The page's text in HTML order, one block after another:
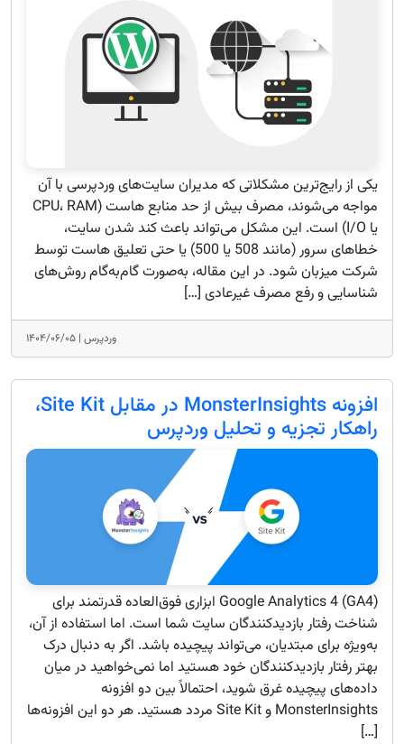
یکی از رایج‌ترین مشکلاتی که مدیران سایت‌های وردپرسی با آن
مواجه می‌شوند، مصرف بیش از حد منابع هاست (CPU، RAM
یا I/O) است. این مشکل می‌تواند باعث کند شدن سایت،
خطاهای سرور (مانند 508 یا 500) یا حتی تعلیق هاست توسط
شرکت میزبان شود. در این مقاله، به‌صورت گام‌به‌گام روش‌های
شناسایی و رفع مصرف غیرعادی […]
وردپرس | ۱۴۰۴/۰۶/۰۵
افزونه MonsterInsights در مقابل Site Kit،
راهکار تجزیه‌ و تحلیل وردپرس
Google Analytics 4 (GA4) ابزاری فوق‌العاده قدرتمند برای
شناخت رفتار بازدیدکنندگان سایت شما است. اما استفاده از آن،
به‌ویژه برای مبتدیان، می‌تواند پیچیده باشد. اگر به دنبال درک
بهتر رفتار بازدیدکنندگان خود هستید اما نمی‌خواهید در میان
داده‌های پیچیده غرق شوید، احتمالاً بین دو افزونه
MonsterInsights و Site Kit مردد هستید. هر دو این افزونه‌ها
[…]